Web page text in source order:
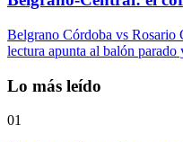
Belgrano Córdoba vs Rosario
lectura apunta al balón parado
Lo más leído
01